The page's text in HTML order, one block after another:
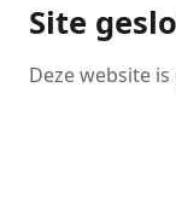
Site
Deze website